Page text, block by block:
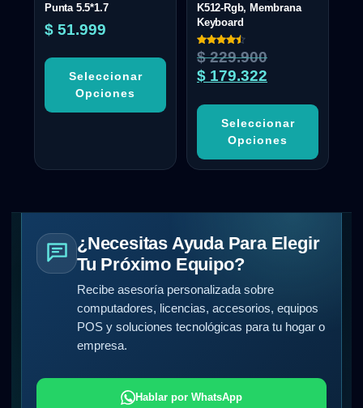
Punta 5.5*1.7
$ 51.999
Seleccionar
Opciones
K512-Rgb, Membrana
Keyboard
Valorado
con
4.50
de 5
$229.900
$ 179.322
Seleccionar
Opciones
¿Necesitas Ayuda Para Elegir
Tu Próximo Equipo?
Recibe asesoría personalizada sobre
computadores, licencias, accesorios, equipos
POS y soluciones tecnológicas para tu hogar o
empresa.
Hablar por WhatsApp